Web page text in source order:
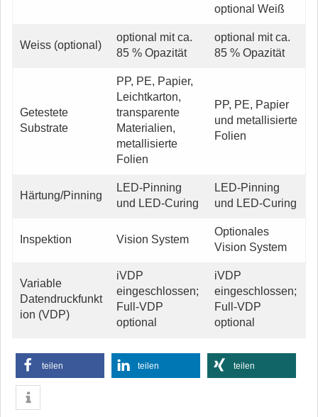
optional Weiß
Weiss (optional)
optional mit ca.
85 % Opazität
optional mit ca.
85 % Opazität
Getestete
Substrate
PP, PE, Papier,
Leichtkarton,
transparente
Materialien,
metallisierte
Folien
PP, PE, Papier
und metallisierte
Folien
Härtung/Pinning
LED-Pinning
und LED-Curing
LED-Pinning
und LED-Curing
Inspektion Vision System
Optionales
Vision System
Variable
Datendruckfunkt
ion (VDP)
iVDP
eingeschlossen;
Full-VDP
optional
iVDP
eingeschlossen;
Full-VDP
optional
teilen teilen teilen